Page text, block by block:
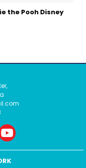
the Pooh Disney